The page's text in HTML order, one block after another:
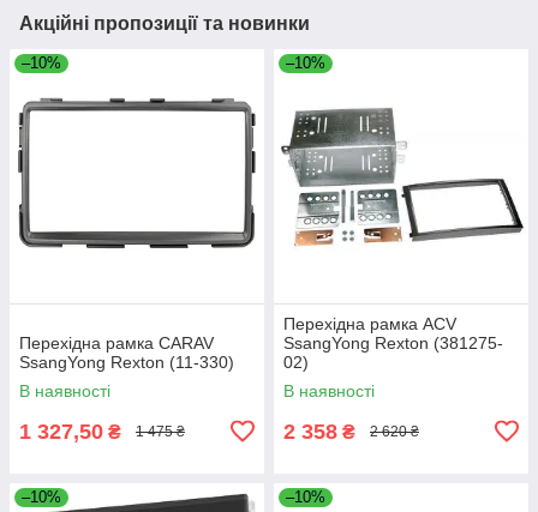
Акційні пропозиції та новинки
–10%
Перехідна рамка CARAV
SsangYong Rexton (11-330)
В наявності
1 327,50 ₴ 1 475 ₴
–10%
Перехідна рамка ACV
SsangYong Rexton (381275-
02)
В наявності
2 358 ₴ 2 620 ₴
–10% –10%